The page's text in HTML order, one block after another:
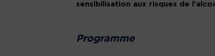
sensibilisation aux risques de
Programme